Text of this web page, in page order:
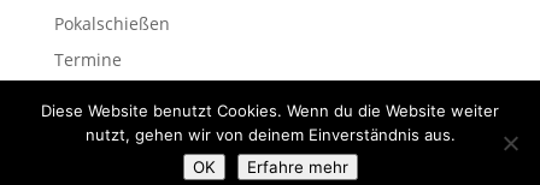
Pokalschießen
Termine
Diese Website benutzt Cookies. Wenn du die Website weiter
nutzt, gehen wir von deinem Einverständnis aus.
OK
Erfahre mehr